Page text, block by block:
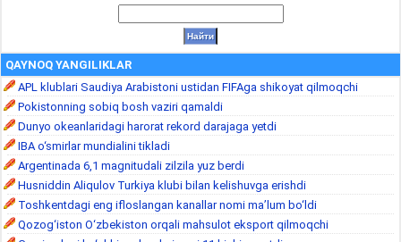
QAYNOQ YANGILIKLAR
APL klublari Saudiya Arabistoni ustidan FIFAga shikoyat qilmoqchi
Pokistonning sobiq bosh vaziri qamaldi
Dunyo okeanlaridagi harorat rekord darajaga yetdi
IBA o‘smirlar mundialini tikladi
Argentinada 6,1 magnitudali zilzila yuz berdi
Husniddin Aliqulov Turkiya klubi bilan kelishuvga erishdi
Toshkentdagi eng ifloslangan kanallar nomi ma’lum bo‘ldi
Qozog‘iston O‘zbekiston orqali mahsulot eksport qilmoqchi